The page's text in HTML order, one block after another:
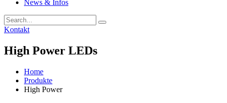
News & Infos
Kontakt
High Power LEDs
Home
Produkte
High Power